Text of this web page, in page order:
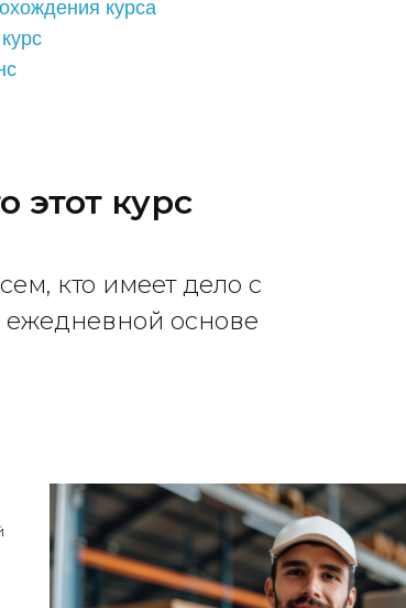
этот курс
кто имеет дело с
ежедневной основе